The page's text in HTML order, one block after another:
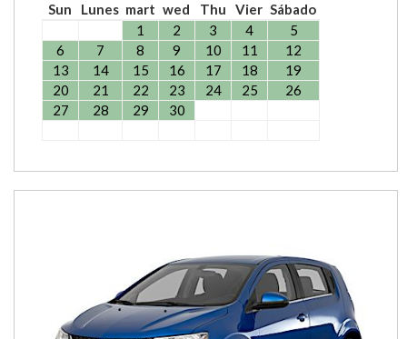
Sun
Lunes mart wed Thu Vier Sábado
1
2 3 4
5
6
7 8 9 10 11
12
13
14 15 16 17 18
19
20
21 22 23 24 25
26
27
28 29 30